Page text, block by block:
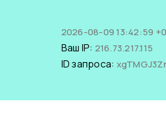
2026-08-09 13:42:59
Ваш IP: 216.73.217.115
ID запроса: